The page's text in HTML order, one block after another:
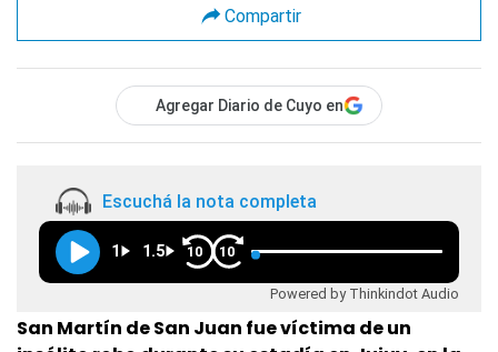
Compartir
Agregar Diario de Cuyo en
Escuchá la nota completa
1 1.5 10 10
Powered by Thinkindot Audio
San Martín de San Juan fue víctima de un